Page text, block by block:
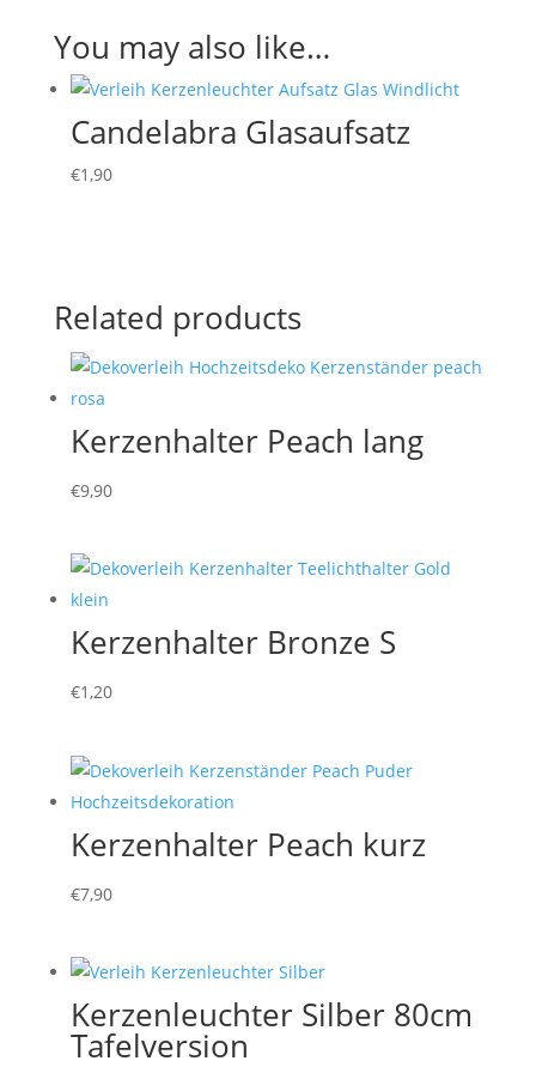
You may also like…
Candelabra Glasaufsatz
€1,90
Related products
Kerzenhalter Peach lang
€9,90
Kerzenhalter Bronze S
€1,20
Kerzenhalter Peach kurz
€7,90
Kerzenleuchter Silber 80cm
Tafelversion